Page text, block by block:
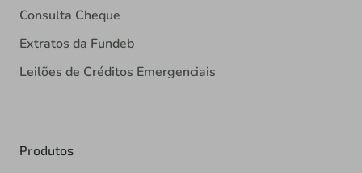
Consulta Cheque
Extratos da Fundeb
Leilões de Créditos Emergenciais
Produtos